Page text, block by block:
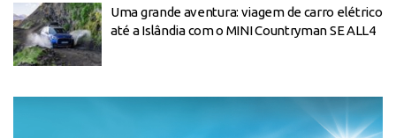
Uma grande aventura: viagem de carro elétrico
até a Islândia com o MINI Countryman SE ALL4